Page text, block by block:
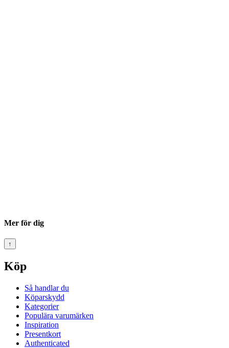
Mer för dig
↑
Köp
Så handlar du
Köparskydd
Kategorier
Populära varumärken
Inspiration
Presentkort
Authenticated